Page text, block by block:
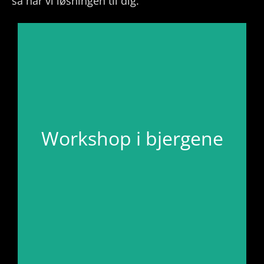
Workshop i bjergene